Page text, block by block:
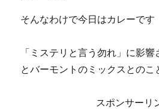
そんなわけで今日はカレーです
「ミステリと言う勿れ」に影
とバーモントのミックスとのこ
スポンサーリ